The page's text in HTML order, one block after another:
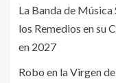
La Banda de
los Remedios en su
en 2027
Robo en la Virgen